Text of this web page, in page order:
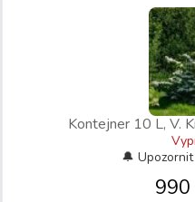
Kontejner 10 L, V.
990